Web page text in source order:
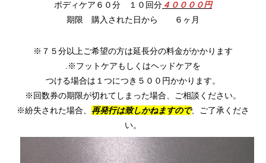
ボディケア６０分 １０回分 ４００００円
期限 購入された日から ６ヶ月
※７５分以上ご希望の方は延長分の料金がかかります
.※フットケアもしくはヘッドケアを
つける場合は１つにつき５００円かかります。
※回数券の期限が切れてしまった場合、ご相談ください。
※紛失された場合、 再発行は致しかねますので、ご了承くださ
い。